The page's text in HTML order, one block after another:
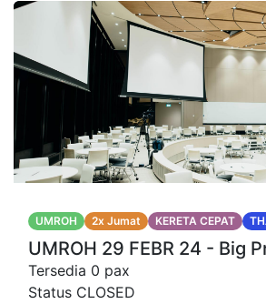
UMROH 2x Jumat KERETA CEPAT
UMROH 29 FEBR 24 - Big
Tersedia 0 pax
Status CLOSED